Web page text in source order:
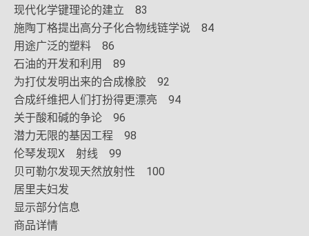
现代化学键理论的建立 83
施陶丁格提出高分子化合物线链学说 84
用途广泛的塑料 86
石油的开发和利用 89
为打仗发明出来的合成橡胶 92
合成纤维把人们打扮得更漂亮 94
关于酸和碱的争论 96
潜力无限的基因工程 98
伦琴发现X 射线 99
贝可勒尔发现天然放射性 100
居里夫妇发
显示部分信息
商品详情